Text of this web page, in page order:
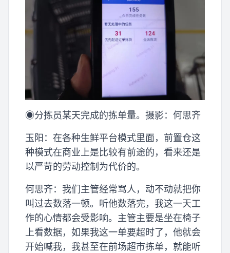
◉分拣员某天完成的拣单量。摄影：何思齐
玉阳：在各种生鲜平台模式里面，前置仓这
种模式在商业上是比较有前途的，看来还是
以严苛的劳动控制为代价的。
何思齐：我们主管经常骂人，动不动就把你
叫过去数落一顿。听他数落完，我这一天工
作的心情都会受影响。主管主要是坐在椅子
上看数据，如果我这一单要超时了，他就会
开始喊我，我甚至在前场超市拣单，就能听